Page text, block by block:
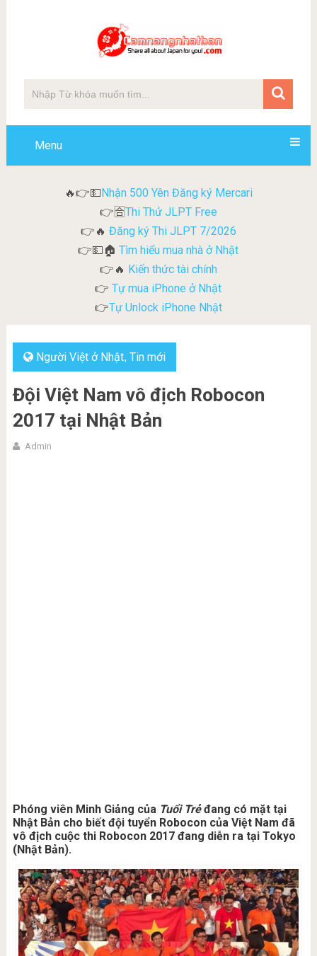
Menu
🔥👉💵Nhận 500 Yên Đăng ký Mercari
👉🈴Thi Thử JLPT Free
👉🔥 Đăng ký Thi JLPT 7/2026
👉💵🏠Tìm hiểu mua nhà ở Nhật
👉🔥 Kiến thức tài chính
👉 Tự mua iPhone ở Nhật
👉Tự Unlock iPhone Nhật
Người Việt ở Nhật, Tin mới
Đội Việt Nam vô địch Robocon
2017 tại Nhật Bản
Admin
Phóng viên Minh Giảng của Tuổi Trẻđang có mặt tại
Nhật Bản cho biết đội tuyển Robocon của Việt Nam đã
vô địch cuộc thi Robocon 2017 đang diễn ra tại Tokyo
(Nhật Bản).